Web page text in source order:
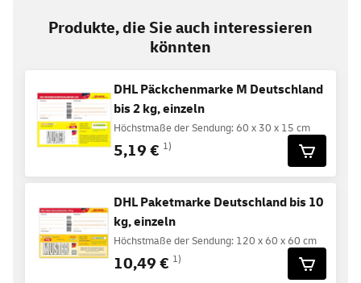
Produkte, die Sie auch interessieren
könnten
DHL Päckchenmarke M Deutschland
bis 2 kg, einzeln
Höchstmaße der Sendung: 60 x 30 x 15 cm
5,19 € 1)
DHL Paketmarke Deutschland bis 10
kg, einzeln
Höchstmaße der Sendung: 120 x 60 x 60 cm
10,49 € 1)